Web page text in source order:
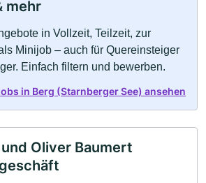
mehr
in Vollzeit, Teilzeit, zur
Minijob – auch für Quereinsteiger
Einfach filtern und bewerben.
in Berg (Starnberger See) ansehen
Oliver Baumert